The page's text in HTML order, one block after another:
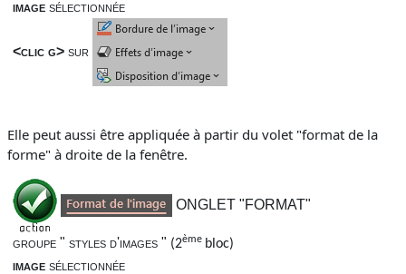
imagesélectionnée
<clic g>sur
Elle peut aussi être appliquée à partir du volet "format de la
forme" à droite de la fenêtre.
ONGLET "FORMAT"
groupe " styles d'images " (2ème bloc)
image sélectionnée